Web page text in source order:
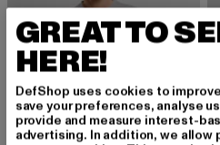
GREAT TO
HERE!
DefShop uses cookies to
save your preferences, analyse
provide and measure interest-
advertising. In addition, we